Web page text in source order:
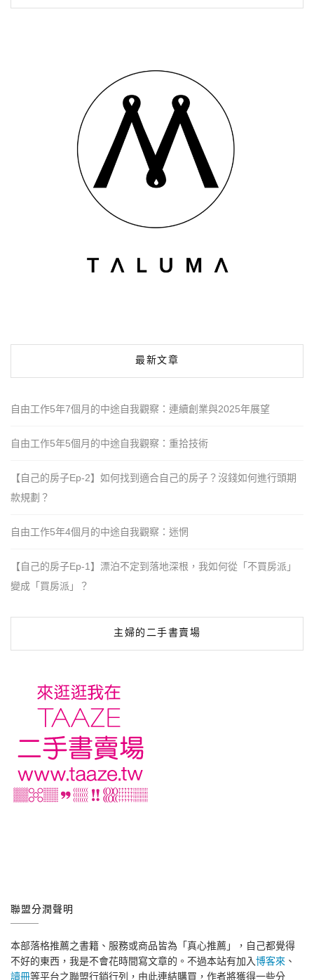
最新文章
自由工作5年7個月的中途自我觀察：連續創業與2025年展望
自由工作5年5個月的中途自我觀察：重拾技術
【自己的房子Ep-2】如何找到適合自己的房子？沒錢如何進行頭期
款規劃？
自由工作5年4個月的中途自我觀察：迷惘
【自己的房子Ep-1】漂泊不定到落地深根，我如何從「不買房派」
變成「買房派」？
主婦的二手書賣場
聯盟分潤聲明
本部落格推薦之書籍、服務或商品皆為「真心推薦」，自己都覺得
不好的東西，我是不會花時間寫文章的。不過本站有加入博客來 、
讀冊等平台之聯盟行銷行列，由此連結購買，作者將獲得一些分